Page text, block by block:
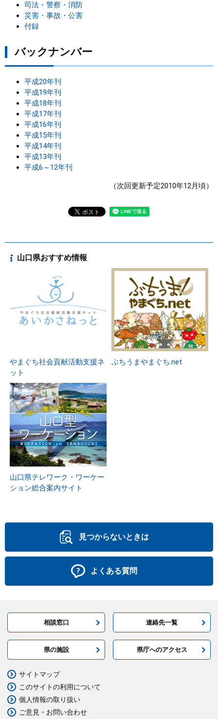
司法・警察・消防
災害・事故・公害
付録
バックナンバー
平成20年刊
平成19年刊
平成18年刊
平成17年刊
平成16年刊
平成15年刊
平成14年刊
平成13年刊
平成6～12年刊
（次回更新予定2010年12月頃）
山口県おすすめ情報
やまぐち社会貢献活動支援ネ
ット
ぶちうまやまぐち.net
山口県テレワーク・ワーケー
ション総合案内サイト
見つからないときは
よくある質問
相談窓口 連絡先一覧
県の施設 県庁へのアクセス
サイトマップ
このサイトの利用について
個人情報の取り扱い
ご意見・お問い合わせ